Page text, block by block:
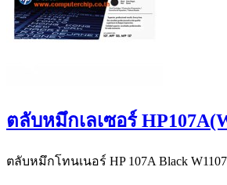
ตลับหมึกเลเซอร์
ตลับหมึกโทนเนอร์ HP 107A Black